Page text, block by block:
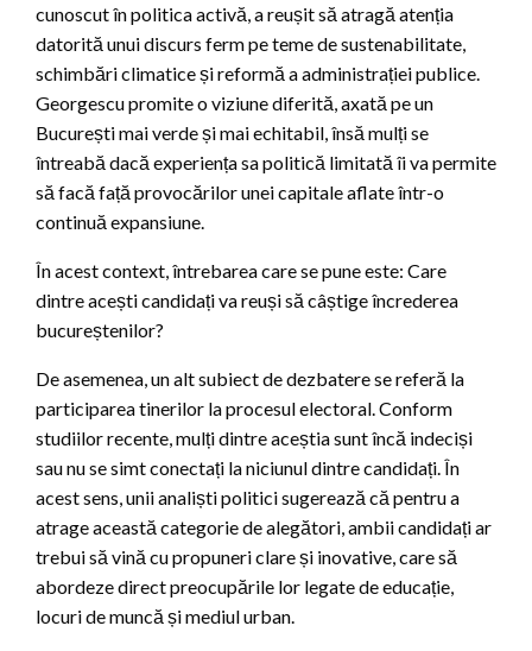
cunoscut în politica activă, a reușit să atragă atenția
datorită unui discurs ferm pe teme de sustenabilitate,
schimbări climatice și reformă a administrației publice.
Georgescu promite o viziune diferită, axată pe un
București mai verde și mai echitabil, însă mulți se
întreabă dacă experiența sa politică limitată îi va permite
să facă față provocărilor unei capitale aflate într-o
continuă expansiune.
În acest context, întrebarea care se pune este: Care
dintre acești candidați va reuși să câștige încrederea
bucureștenilor?
De asemenea, un alt subiect de dezbatere se referă la
participarea tinerilor la procesul electoral. Conform
studiilor recente, mulți dintre aceștia sunt încă indeciși
sau nu se simt conectați la niciunul dintre candidați. În
acest sens, unii analiști politici sugerează că pentru a
atrage această categorie de alegători, ambii candidați ar
trebui să vină cu propuneri clare și inovative, care să
abordeze direct preocupările lor legate de educație,
locuri de muncă și mediul urban.